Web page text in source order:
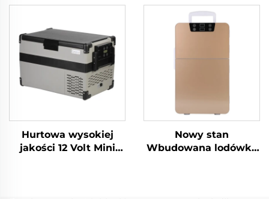
Lodówka Zamrażarka
Lodówka
Samochodowa 18L
Camping Lodówka
Przenośna 12 Volt 25L
Lodówka Zamrażarka
Hurtowa wysokiej
jakości 12 Volt Mini
Nowy stan
Wbudowana lodówka